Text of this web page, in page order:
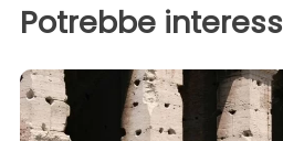
Potrebbe